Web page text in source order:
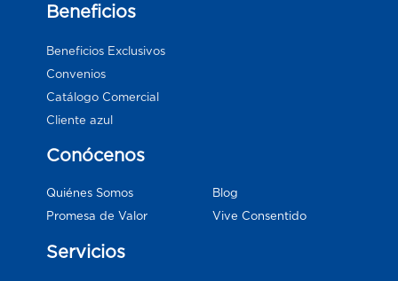
Beneficios
Beneficios Exclusivos
Convenios
Catálogo Comercial
Cliente azul
Conócenos
Quiénes Somos
Promesa de Valor
Blog
Vive Consentido
Servicios